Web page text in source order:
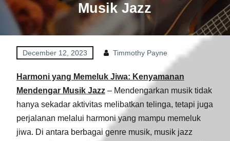
Musik Jazz
December 12, 2023 Timmothy Payne
Harmoni yang Memeluk Jiwa: Kenyamanan
Mendengar Musik Jazz – Mendengarkan musik tidak
hanya sekadar aktivitas melibatkan telinga, tetapi juga
perjalanan melalui harmoni yang mampu memeluk
jiwa. Di antara berbagai genre musik, musik jazz